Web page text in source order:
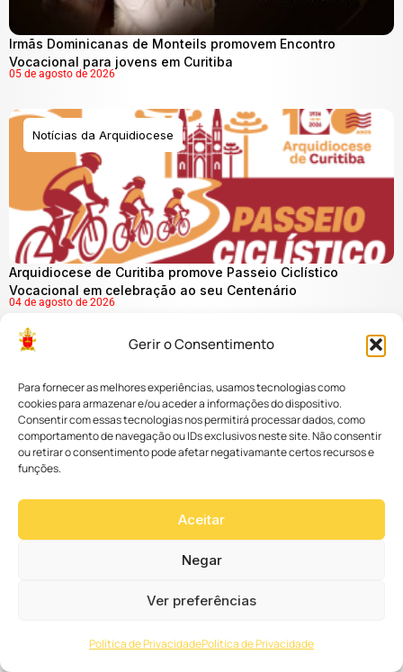
Gerir o Consentimento
Para fornecer as melhores experiências, usamos tecnologias como
cookies para armazenar e/ou aceder a informações do dispositivo.
Consentir com essas tecnologias nos permitirá processar dados, como
comportamento de navegação ou IDs exclusivos neste site. Não consentir
ou retirar o consentimento pode afetar negativamante certos recursos e
funções.
Aceitar
Negar
Ver preferências
Política de PrivacidadePolítica de Privacidade
Irmãs Dominicanas de Monteils promovem Encontro
Vocacional para jovens em Curitiba
05 de agosto de 2026
Notícias da Arquidiocese
Arquidiocese de Curitiba promove Passeio Ciclístico
Vocacional em celebração ao seu Centenário
04 de agosto de 2026
Curitiba é reconhecida como “Capital Pró-Vida” após
aprovação de projeto na Câmara Municipal
Ver mais
Continue navegando